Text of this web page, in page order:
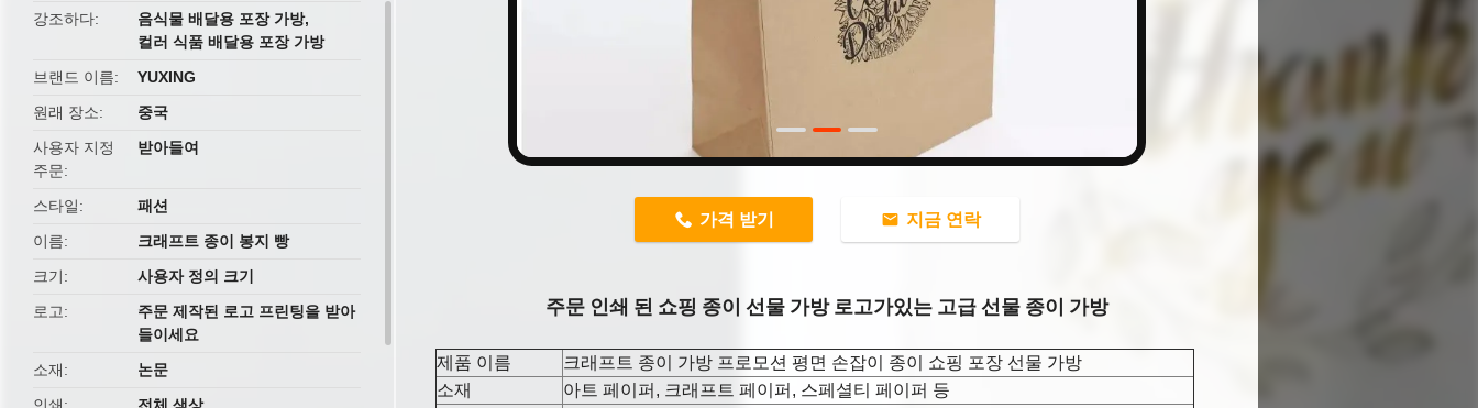
강조하다 음식물 배달용 포장 가방,
컬러 식품 배달용 포장 가방
브랜드 이름
YUXING
원래 장소
중국
사용자 지정
주문
받아들여
스타일
패션
이름
크래프트 종이 봉지 빵
크기
사용자 정의 크기
로고
주문 제작된 로고 프린팅을 받아
들이세요
소재
논문
가격 받기 지금 연락
주문 인쇄 된 쇼핑 종이 선물 가방 로고가있는 고급 선물 종이 가방
제품 이름
크래프트 종이 가방 프로모션 평면 손잡이 종이 쇼핑 포장 선물 가방
소재
아트 페이퍼, 크래프트 페이퍼, 스페셜티 페이퍼 등